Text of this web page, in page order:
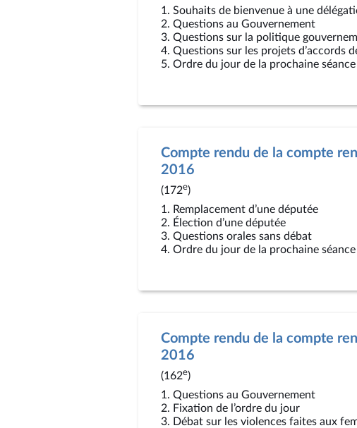
1. Souhaits de bienvenue à une
2. Questions au Gouvernement
3. Questions sur la politique
4. Questions sur les projets d’accords
5. Ordre du jour de la prochaine séance
Compte rendu de la compte
2016
(172e)
1. Remplacement d’une députée
2. Élection d’une députée
3. Questions orales sans débat
4. Ordre du jour de la prochaine séance
Compte rendu de la compte
2016
(162e)
1. Questions au Gouvernement
2. Fixation de l’ordre du jour
3. Débat sur les violences faites aux